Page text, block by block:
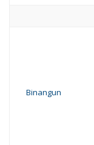
Binangun